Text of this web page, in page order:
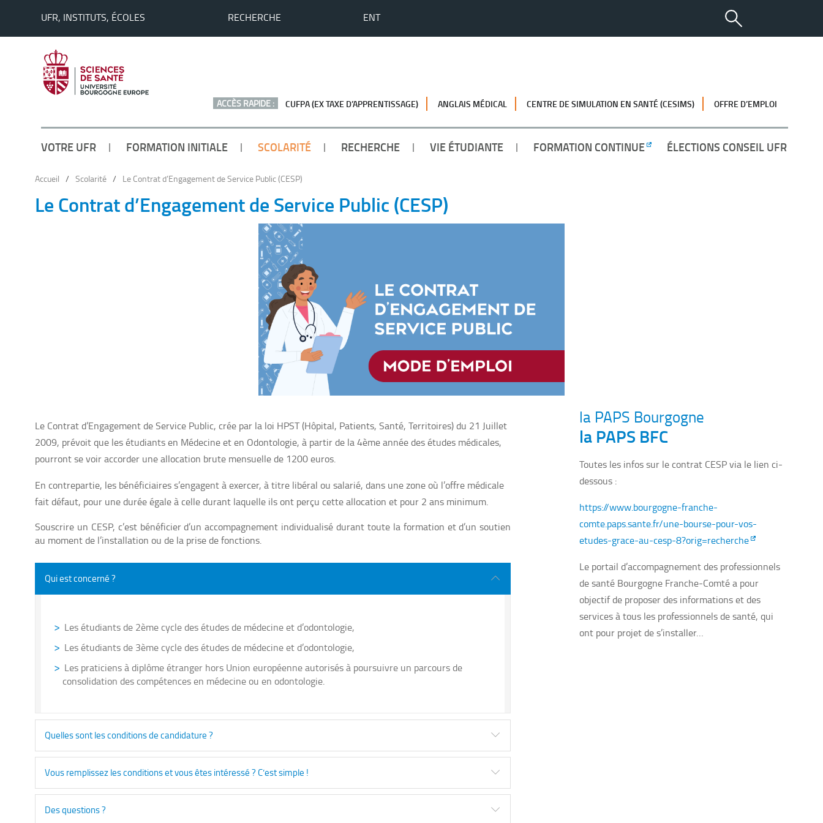
UFR, INSTITUTS, ÉCOLES RECHERCHE ENT
ACCÈS RAPIDE : CUFPA (EX TAXE D’APPRENTISSAGE) ANGLAIS MÉDICAL CENTRE DE SIMULATION EN SANTÉ (CESIMS) OFFRE D’EMPLOI
VOTRE UFR FORMATION INITIALE SCOLARITÉ RECHERCHE VIE ÉTUDIANTE FORMATION CONTINUE ÉLECTIONS CONSEIL UFR
Accueil / Scolarité / Le Contrat d’Engagement de Service Public (CESP)
Le Contrat d’Engagement de Service Public (CESP)
Le Contrat d’Engagement de Service Public, crée par la loi HPST (Hôpital, Patients, Santé, Territoires) du 21 Juillet
2009, prévoit que les étudiants en Médecine et en Odontologie, à partir de la 4ème année des études médicales,
pourront se voir accorder une allocation brute mensuelle de 1200 euros.
En contrepartie, les bénéficiaires s’engagent à exercer, à titre libéral ou salarié, dans une zone où l’offre médicale
fait défaut, pour une durée égale à celle durant laquelle ils ont perçu cette allocation et pour 2 ans minimum.
Souscrire un CESP, c’est bénéficier d’un accompagnement individualisé durant toute la formation et d’un soutien
au moment de l’installation ou de la prise de fonctions.
Qui est concerné ?
Les étudiants de 2ème cycle des études de médecine et d’odontologie,
Les étudiants de 3ème cycle des études de médecine et d’odontologie,
Les praticiens à diplôme étranger hors Union européenne autorisés à poursuivre un parcours de
consolidation des compétences en médecine ou en odontologie.
Quelles sont les conditions de candidature ?
Vous remplissez les conditions et vous êtes intéressé ? C’est simple !
Des questions ?
la PAPS Bourgogne
la PAPS BFC
Toutes les infos sur le contrat CESP via le lien ci-
dessous :
https://www.bourgogne-franche-
comte.paps.sante.fr/une-bourse-pour-vos-
etudes-grace-au-cesp-8?orig=recherche
Le portail d’accompagnement des professionnels
de santé Bourgogne Franche-Comté a pour
objectif de proposer des informations et des
services à tous les professionnels de santé, qui
ont pour projet de s’installer…